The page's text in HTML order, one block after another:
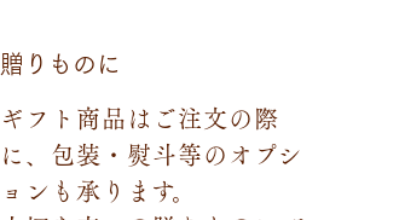
贈りものに
ギフト商品はご注文の際
に、包装・熨斗等のオプシ
ョンも承ります。